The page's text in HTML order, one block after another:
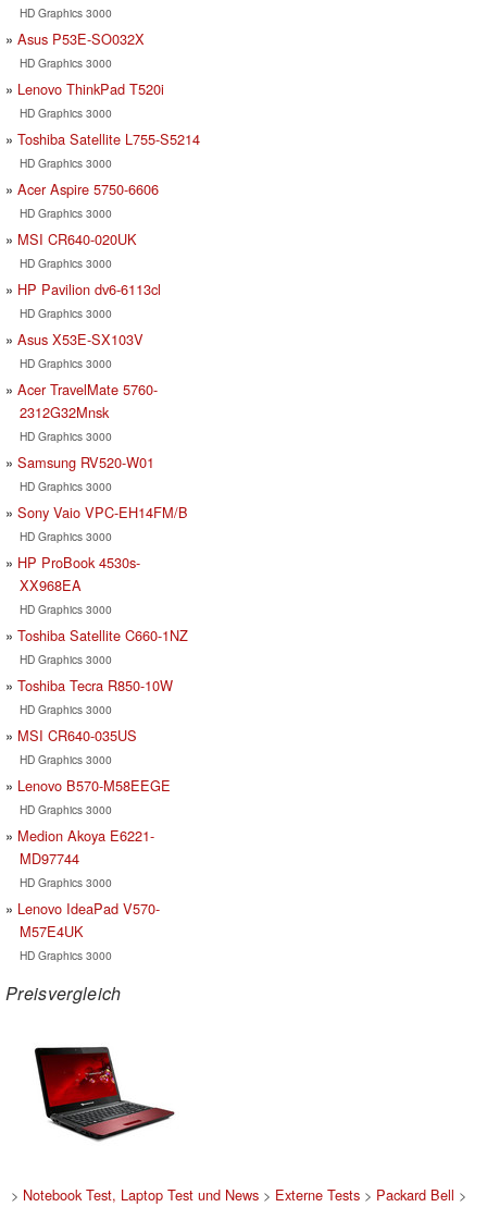
HD Graphics 3000
Asus P53E-SO032X
HD Graphics 3000
Lenovo ThinkPad T520i
HD Graphics 3000
Toshiba Satellite L755-S5214
HD Graphics 3000
Acer Aspire 5750-6606
HD Graphics 3000
MSI CR640-020UK
HD Graphics 3000
HP Pavilion dv6-6113cl
HD Graphics 3000
Asus X53E-SX103V
HD Graphics 3000
Acer TravelMate 5760-
2312G32Mnsk
HD Graphics 3000
Samsung RV520-W01
HD Graphics 3000
Sony Vaio VPC-EH14FM/B
HD Graphics 3000
HP ProBook 4530s-
XX968EA
HD Graphics 3000
Toshiba Satellite C660-1NZ
HD Graphics 3000
Toshiba Tecra R850-10W
HD Graphics 3000
MSI CR640-035US
HD Graphics 3000
Lenovo B570-M58EEGE
HD Graphics 3000
Medion Akoya E6221-
MD97744
HD Graphics 3000
Lenovo IdeaPad V570-
M57E4UK
HD Graphics 3000
Preisvergleich
> Notebook Test, Laptop Test und News> Externe Tests> Packard Bell >